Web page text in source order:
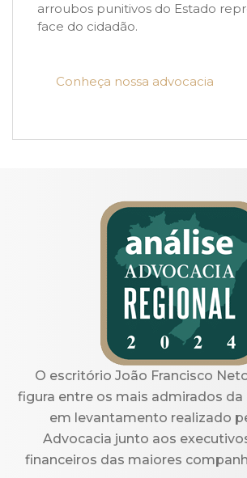
arroubos punitivos do Estado
face do cidadão.
Conheça nossa advocacia
O escritório João Francisco
figura entre os mais admirados da
em levantamento realizado
Advocacia junto aos
financeiros das maiores